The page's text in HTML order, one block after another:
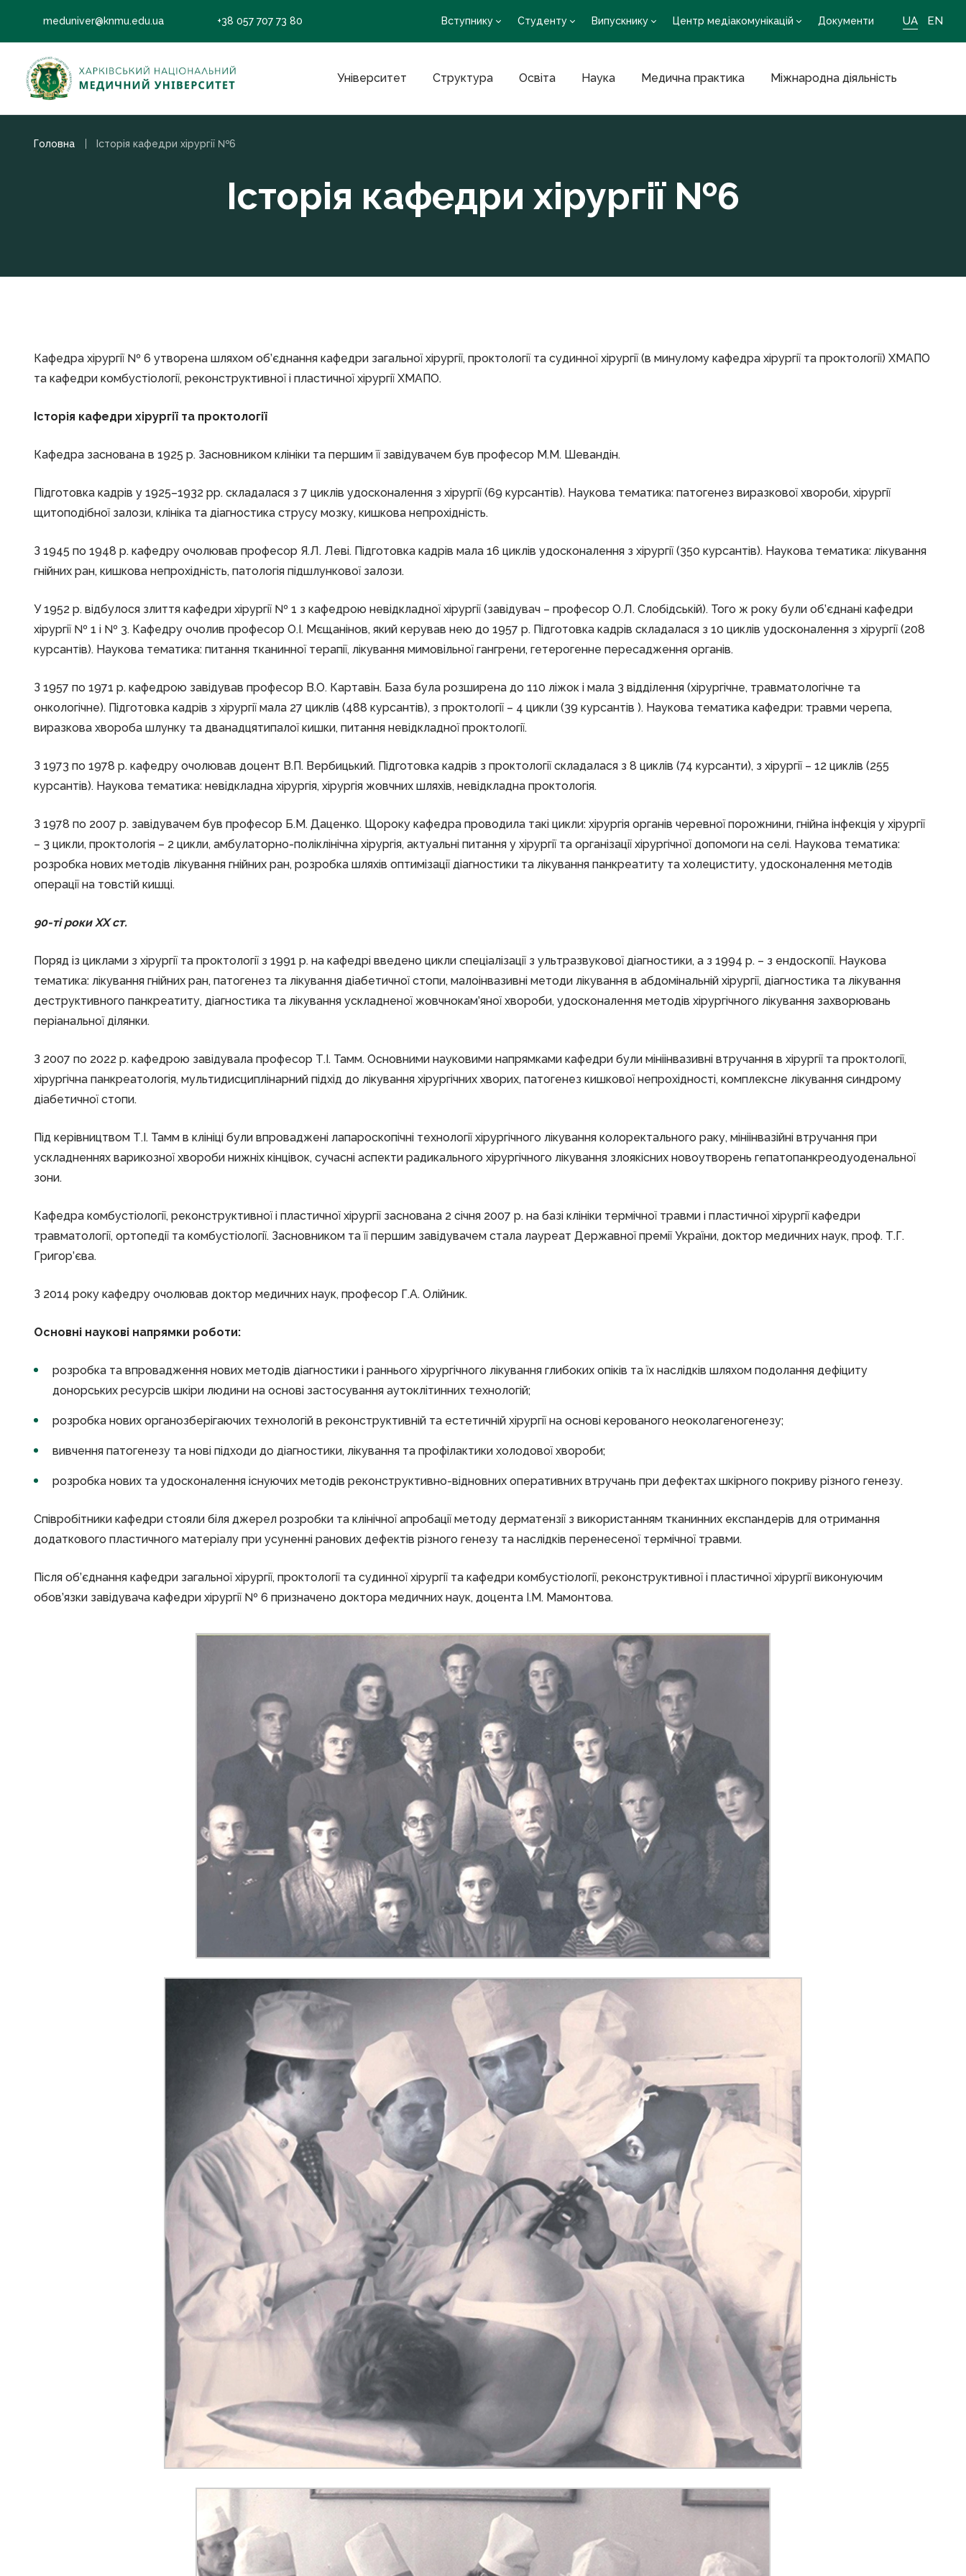
meduniver@knmu.edu.ua +38 057 707 73 80 Вступнику Студенту Випускнику Центр медіакомунікацій Документи UA EN
Університет Структура Освіта Наука Медична практика Міжнародна діяльність
Головна Історія кафедри хірургії №6
Історія кафедри хірургії №6
Кафедра хірургії № 6 утворена шляхом об’єднання кафедри загальної хірургії, проктології та судинної хірургії (в минулому кафедра хірургії та проктології) ХМАПО
та кафедри комбустіології, реконструктивної і пластичної хірургії ХМАПО.
Історія кафедри хірургії та проктології
Кафедра заснована в 1925 р. Засновником клініки та першим її завідувачем був професор М.М. Шевандін.
Підготовка кадрів у 1925–1932 рр. складалася з 7 циклів удосконалення з хірургії (69 курсантів). Наукова тематика: патогенез виразкової хвороби, хірургії
щитоподібної залози, клініка та діагностика струсу мозку, кишкова непрохідність.
З 1945 по 1948 р. кафедру очолював професор Я.Л. Леві. Підготовка кадрів мала 16 циклів удосконалення з хірургії (350 курсантів). Наукова тематика: лікування
гнійних ран, кишкова непрохідність, патологія підшлункової залози.
У 1952 р. відбулося злиття кафедри хірургії № 1 з кафедрою невідкладної хірургії (завідувач – професор О.Л. Слобідській). Того ж року були об’єднані кафедри
хірургії № 1 і № 3. Кафедру очолив професор О.І. Мєщанінов, який керував нею до 1957 р. Підготовка кадрів складалася з 10 циклів удосконалення з хірургії (208
курсантів). Наукова тематика: питання тканинної терапії, лікування мимовільної гангрени, гетерогенне пересадження органів.
З 1957 по 1971 р. кафедрою завідував професор В.О. Картавін. База була розширена до 110 ліжок і мала 3 відділення (хірургічне, травматологічне та
онкологічне). Підготовка кадрів з хірургії мала 27 циклів (488 курсантів), з проктології – 4 цикли (39 курсантів ). Наукова тематика кафедри: травми черепа,
виразкова хвороба шлунку та дванадцятипалої кишки, питання невідкладної проктології.
З 1973 по 1978 р. кафедру очолював доцент В.П. Вербицький. Підготовка кадрів з проктології складалася з 8 циклів (74 курсанти), з хірургії – 12 циклів (255
курсантів). Наукова тематика: невідкладна хірургія, хірургія жовчних шляхів, невідкладна проктологія.
З 1978 по 2007 р. завідувачем був професор Б.М. Даценко. Щороку кафедра проводила такі цикли: хірургія органів черевної порожнини, гнійна інфекція у хірургії
– 3 цикли, проктологія – 2 цикли, амбулаторно-поліклінічна хірургія, актуальні питання у хірургії та організації хірургічної допомоги на селі. Наукова тематика:
розробка нових методів лікування гнійних ран, розробка шляхів оптимізації діагностики та лікування панкреатиту та холециститу, удосконалення методів
операції на товстій кишці.
90-ті роки XX ст.
Поряд із циклами з хірургії та проктології з 1991 р. на кафедрі введено цикли спеціалізації з ультразвукової діагностики, а з 1994 р. – з ендоскопії. Наукова
тематика: лікування гнійних ран, патогенез та лікування діабетичної стопи, малоінвазивні методи лікування в абдомінальній хірургії, діагностика та лікування
деструктивного панкреатиту, діагностика та лікування ускладненої жовчнокам’яної хвороби, удосконалення методів хірургічного лікування захворювань
періанальної ділянки.
З 2007 по 2022 р. кафедрою завідувала професор Т.І. Тамм. Основними науковими напрямками кафедри були мініінвазивні втручання в хірургії та проктології,
хірургічна панкреатологія, мультидисциплінарний підхід до лікування хірургічних хворих, патогенез кишкової непрохідності, комплексне лікування синдрому
діабетичної стопи.
Під керівництвом Т.І. Тамм в клініці були впроваджені лапароскопічні технології хірургічного лікування колоректального раку, мініінвазійні втручання при
ускладненнях варикозної хвороби нижніх кінцівок, сучасні аспекти радикального хірургічного лікування злоякісних новоутворень гепатопанкреодуоденальної
зони.
Кафедра комбустіології, реконструктивної і пластичної хірургії заснована 2 січня 2007 р. на базі клініки термічної травми і пластичної хірургії кафедри
травматології, ортопедії та комбустіології. Засновником та її першим завідувачем стала лауреат Державної премії України, доктор медичних наук, проф. Т.Г.
Григор’єва.
З 2014 року кафедру очолював доктор медичних наук, професор Г.А. Олійник.
Основні наукові напрямки роботи:
розробка та впровадження нових методів діагностики і раннього хірургічного лікування глибоких опіків та їх наслідків шляхом подолання дефіциту
донорських ресурсів шкіри людини на основі застосування аутоклітинних технологій;
розробка нових органозберігаючих технологій в реконструктивній та естетичній хірургії на основі керованого неоколагеногенезу;
вивчення патогенезу та нові підходи до діагностики, лікування та профілактики холодової хвороби;
розробка нових та удосконалення існуючих методів реконструктивно-відновних оперативних втручань при дефектах шкірного покриву різного генезу.
Співробітники кафедри стояли біля джерел розробки та клінічної апробації методу дерматензії з використанням тканинних експандерів для отримання
додаткового пластичного матеріалу при усуненні ранових дефектів різного генезу та наслідків перенесеної термічної травми.
Після об’єднання кафедри загальної хірургії, проктології та судинної хірургії та кафедри комбустіології, реконструктивної і пластичної хірургії виконуючим
обов’язки завідувача кафедри хірургії № 6 призначено доктора медичних наук, доцента І.М. Мамонтова.